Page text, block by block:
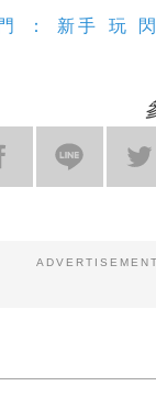
： 新手 玩
ADVERTISEMENT